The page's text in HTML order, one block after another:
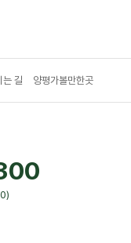
는 길 양평가볼만한곳